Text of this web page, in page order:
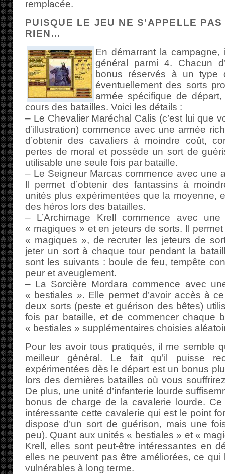
remplacée.
PUISQUE LE JEU NE S’APPELLE
RIEN…
En démarrant la
général parmi 4. Chacun
bonus réservés à un type
éventuellement des sorts
armée spécifique de
cours des batailles. Voici les détails :
– Le Chevalier Maréchal Calis (c’est lui que
d’illustration) commence avec une armée
d’obtenir des cavaliers à moindre coût,
pertes de moral et possède un sort de
utilisable une seule fois par bataille.
– Le Seigneur Marcas commence avec une
Il permet d’obtenir des fantassins à
unités plus expérimentées que la moyenne,
des héros lors des batailles.
– L’Archimage Krell commence avec
« magiques » et en jeteurs de sorts. Il
« magiques », de recruter les jeteurs de
jeter un sort à chaque tour pendant la
sont les suivants : boule de feu, tempête
peur et aveuglement.
– La Sorcière Mordara commence avec
« bestiales ». Elle permet d’avoir accès à
deux sorts (peste et guérison des bêtes)
fois par bataille, et de commencer chaque
« bestiales » supplémentaires choisies
Pour les avoir tous pratiqués, il me semble
meilleur général. Le fait qu’il puisse
expérimentées dès le départ est un bonus
lors des dernières batailles où vous
De plus, une unité d’infanterie lourde
bonus de charge de la cavalerie lourde. Ce
intéressante cette cavalerie qui est le point
dispose d’un sort de guérison, mais une
peu). Quant aux unités « bestiales » et «
Krell, elles sont peut-être intéressantes en
elles ne peuvent pas être améliorées, ce qui
vulnérables à long terme.